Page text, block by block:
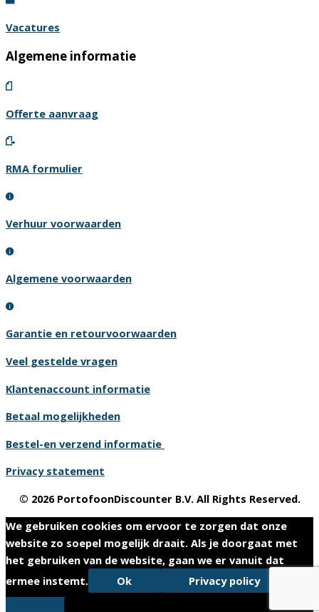
Vacatures
Algemene informatie
Offerte aanvraag
RMA formulier
Verhuur voorwaarden
Algemene voorwaarden
Garantie en retourvoorwaarden
Veel gestelde vragen
Klantenaccount informatie
Betaal mogelijkheden
Bestel-en verzend informatie
Privacy statement
© 2026 PortofoonDiscounter B.V. All Rights Reserved.
We gebruiken cookies om ervoor te zorgen dat onze
website zo soepel mogelijk draait. Als je doorgaat met
het gebruiken van de website, gaan we er vanuit dat
ermee instemt.
Ok Privacy policy